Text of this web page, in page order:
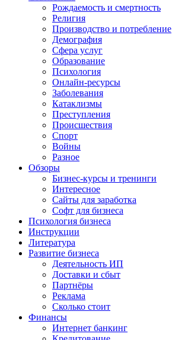
Рождаемость и смертность
Религия
Производство и потребление
Демография
Сфера услуг
Образование
Психология
Онлайн-ресурсы
Заболевания
Катаклизмы
Преступления
Происшествия
Спорт
Войны
Разное
Обзоры
Бизнес-курсы и тренинги
Интересное
Сайты для заработка
Софт для бизнеса
Психология бизнеса
Инструкции
Литература
Развитие бизнеса
Деятельность ИП
Доставки и сбыт
Партнёры
Реклама
Сколько стоит
Финансы
Интернет банкинг